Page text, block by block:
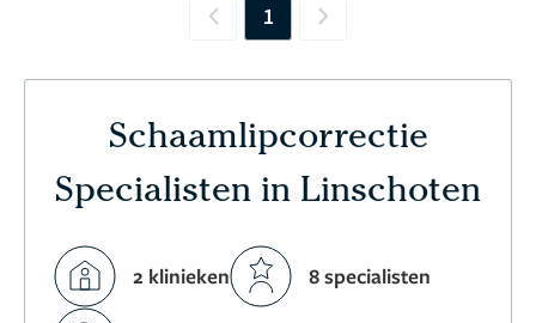
Previous
1 Next
Schaamlipcorrectie
Specialisten in Linschoten
2 klinieken 8 specialisten